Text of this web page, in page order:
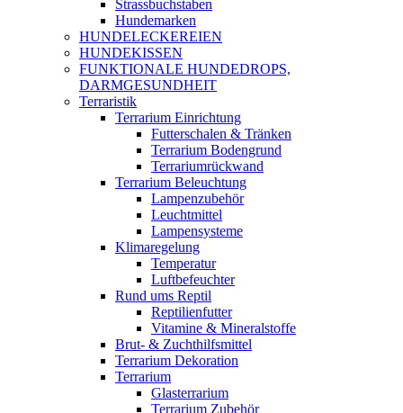
Strassbuchstaben
Hundemarken
HUNDELECKEREIEN
HUNDEKISSEN
FUNKTIONALE HUNDEDROPS,
DARMGESUNDHEIT
Terraristik
Terrarium Einrichtung
Futterschalen & Tränken
Terrarium Bodengrund
Terrariumrückwand
Terrarium Beleuchtung
Lampenzubehör
Leuchtmittel
Lampensysteme
Klimaregelung
Temperatur
Luftbefeuchter
Rund ums Reptil
Reptilienfutter
Vitamine & Mineralstoffe
Brut- & Zuchthilfsmittel
Terrarium Dekoration
Terrarium
Glasterrarium
Terrarium Zubehör